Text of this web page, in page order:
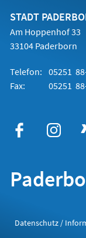
STADT
Am Hoppenhof 33
33104 Paderborn
Telefon: 05251
Fax:
05251
Datenschutz /